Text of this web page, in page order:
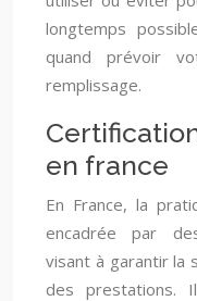
longtemps
quand prévoir
remplissage.
en france
En France, la
encadrée par
visant à garantir la
des prestations.